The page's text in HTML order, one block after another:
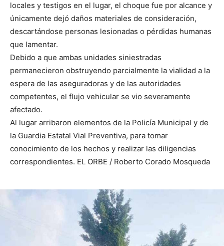
locales y testigos en el lugar, el choque fue por alcance y
únicamente dejó daños materiales de consideración,
descartándose personas lesionadas o pérdidas humanas
que lamentar.
Debido a que ambas unidades siniestradas
permanecieron obstruyendo parcialmente la vialidad a la
espera de las aseguradoras y de las autoridades
competentes, el flujo vehicular se vio severamente
afectado.
Al lugar arribaron elementos de la Policía Municipal y de
la Guardia Estatal Vial Preventiva, para tomar
conocimiento de los hechos y realizar las diligencias
correspondientes. EL ORBE / Roberto Corado Mosqueda